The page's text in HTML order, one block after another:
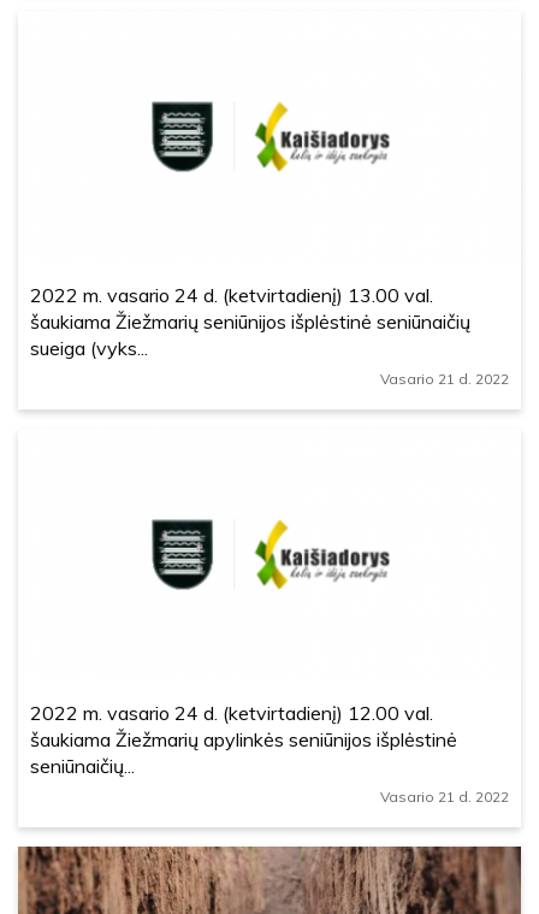
2022 m. vasario 24 d. (ketvirtadienį) 13.00 val.
šaukiama Žiežmarių seniūnijos išplėstinė seniūnaičių
sueiga (vyks...
Vasario 21 d. 2022
2022 m. vasario 24 d. (ketvirtadienį) 12.00 val.
šaukiama Žiežmarių apylinkės seniūnijos išplėstinė
seniūnaičių...
Vasario 21 d. 2022